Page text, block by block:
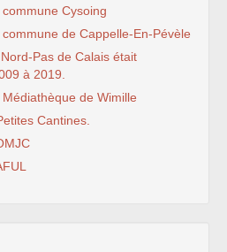
Cysoing
de Cappelle-En-Pévèle
Pas de Calais était
à 2019.
de Wimille
Cantines.